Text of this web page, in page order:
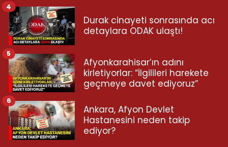
Durak cinayeti sonrasında acı
detaylara ODAK ulaştı!
4
Afyonkarahisar’ın adını
kirletiyorlar: “İlgilileri harekete
geçmeye davet ediyoruz”
5
Ankara, Afyon Devlet
Hastanesini neden takip
ediyor?
6